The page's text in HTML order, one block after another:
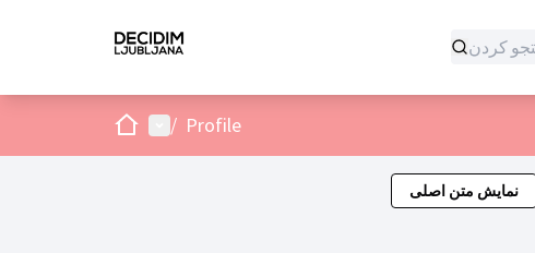
صفحه اصلی
منوی اصلی
/ Profile
نمایش متن اصلی